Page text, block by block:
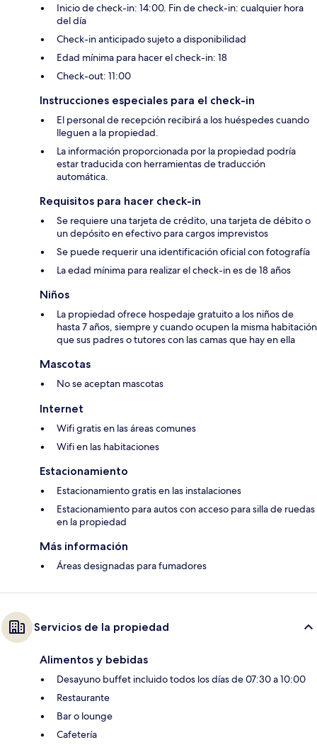
Inicio de check-in: 14:00. Fin de check-in: cualquier hora
del día
Check-in anticipado sujeto a disponibilidad
Edad mínima para hacer el check-in: 18
Check-out: 11:00
Instrucciones especiales para el check-in
El personal de recepción recibirá a los huéspedes cuando
lleguen a la propiedad.
La información proporcionada por la propiedad podría
estar traducida con herramientas de traducción
automática.
Requisitos para hacer check-in
Se requiere una tarjeta de crédito, una tarjeta de débito o
un depósito en efectivo para cargos imprevistos
Se puede requerir una identificación oficial con fotografía
La edad mínima para realizar el check-in es de 18 años
Niños
La propiedad ofrece hospedaje gratuito a los niños de
hasta 7 años, siempre y cuando ocupen la misma habitación
que sus padres o tutores con las camas que hay en ella
Mascotas
No se aceptan mascotas
Internet
Wifi gratis en las áreas comunes
Wifi en las habitaciones
Estacionamiento
Estacionamiento gratis en las instalaciones
Estacionamiento para autos con acceso para silla de ruedas
en la propiedad
Más información
Áreas designadas para fumadores
Servicios de la propiedad
Alimentos y bebidas
Desayuno buffet incluido todos los días de 07:30 a 10:00
Restaurante
Bar o lounge
Cafetería